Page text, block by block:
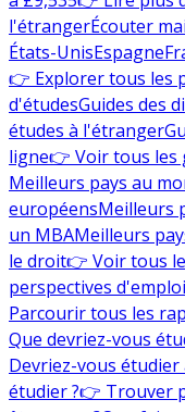
l'étrangerÉcouter
États-UnisEspagne
👉 Explorer tous les
d'étudesGuides des
études à l'étranger
ligne👉 Voir tous les
Meilleurs pays au
européensMeilleurs
un MBAMeilleurs
le droit👉 Voir tous
perspectives d'emploi
Parcourir tous les
Que devriez-vous
Devriez-vous
étudier ?👉 Trouver